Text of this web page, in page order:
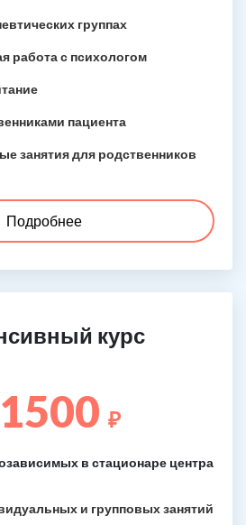
группах
работа с психологом
пациента
занятия для родственников
Подробнее
курс
1500 ₽
в стационаре центра
и групповых занятий